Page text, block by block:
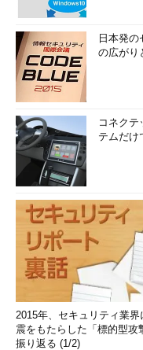
日本発
の広がり
コネクテ
テムだけ
2015年、セキュリティ業界
震をもたらした「標的型攻
振り返る (1/2)